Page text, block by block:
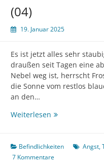
(04)
19. Januar 2025
Es ist jetzt alles sehr
draußen seit Tagen eine
Nebel weg ist, herrscht
die Sonne vom restlos
an den…
Weiterlesen (04)
Befindlichkeiten Angst,
7 Kommentare